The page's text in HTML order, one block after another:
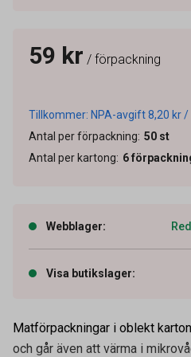
59 kr / förpackning
Tillkommer: NPA-avgift 8,20 kr
Antal per förpackning: 50 st
Antal per kartong: 6
Webblager:
Visa butikslager:
Matförpackningar i oblekt
och går även att värma i